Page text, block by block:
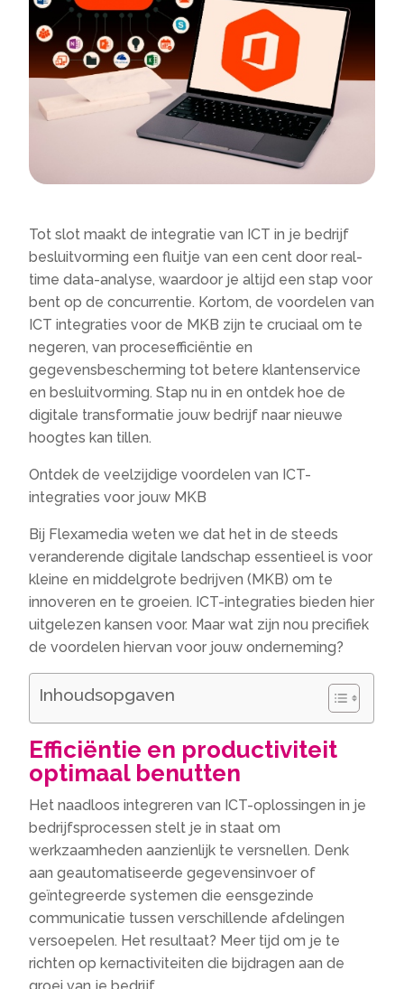
Tot slot maakt de integratie van ICT in je bedrijf
besluitvorming een fluitje van een cent door real-
time data-analyse, waardoor je altijd een stap voor
bent op de concurrentie. Kortom, de voordelen van
ICT integraties voor de MKB zijn te cruciaal om te
negeren, van procesefficiëntie en
gegevensbescherming tot betere klantenservice
en besluitvorming. Stap nu in en ontdek hoe de
digitale transformatie jouw bedrijf naar nieuwe
hoogtes kan tillen.
Ontdek de veelzijdige voordelen van ICT-
integraties voor jouw MKB
Bij Flexamedia weten we dat het in de steeds
veranderende digitale landschap essentieel is voor
kleine en middelgrote bedrijven (MKB) om te
innoveren en te groeien. ICT-integraties bieden hier
uitgelezen kansen voor. Maar wat zijn nou precifiek
de voordelen hiervan voor jouw onderneming?
Inhoudsopgaven
Efficiëntie en productiviteit
optimaal benutten
Het naadloos integreren van ICT-oplossingen in je
bedrijfsprocessen stelt je in staat om
werkzaamheden aanzienlijk te versnellen. Denk
aan geautomatiseerde gegevensinvoer of
geïntegreerde systemen die eensgezinde
communicatie tussen verschillende afdelingen
versoepelen. Het resultaat? Meer tijd om je te
richten op kernactiviteiten die bijdragen aan de